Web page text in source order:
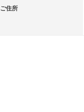
ご住所